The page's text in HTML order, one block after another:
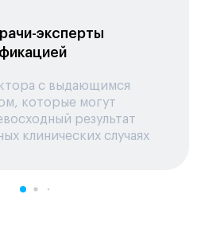
эксперты
с выдающимся
которые могут
результат
клинических случаях